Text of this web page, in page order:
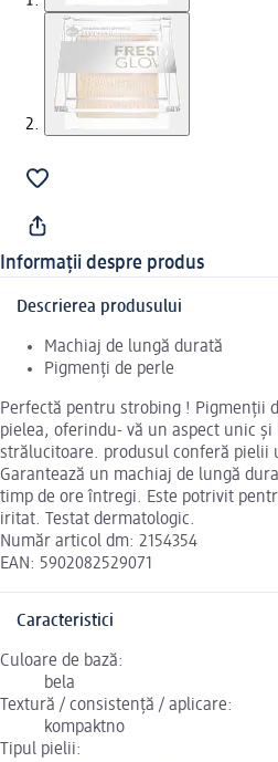
Informații despre produs
Descrierea produsului
Machiaj de lungă durată
Pigmenți de perle
Perfectă pentru strobing ! Pigmenții
pielea, oferindu- vă un aspect unic și
strălucitoare. produsul conferă pielii
Garantează un machiaj de lungă
timp de ore întregi. Este potrivit
iritat. Testat dermatologic.
Număr articol dm: 2154354
EAN: 5902082529071
Caracteristici
Culoare de bază:
bela
Textură / consistență / aplicare:
kompaktno
Tipul pielii: